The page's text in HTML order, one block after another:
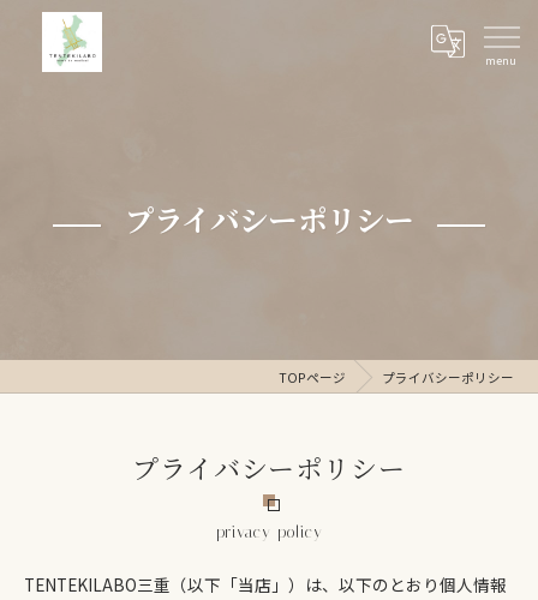
プライバシーポリシー
TOPページ プライバシーポリシー
プライバシーポリシー
privacy_policy
TENTEKILABO三重（以下「当店」）は、以下のとおり個人情報